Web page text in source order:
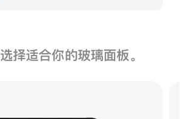
选择适合你的玻璃面‍板。